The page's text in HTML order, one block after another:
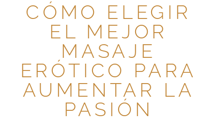
CÓMO ELEGIR
EL MEJOR
MASAJE
ERÓTICO PARA
AUMENTAR LA
PASIÓN